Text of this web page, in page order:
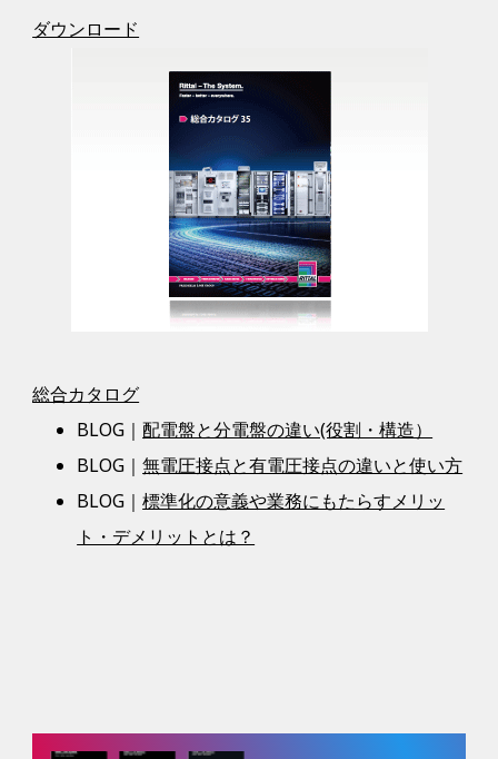
ダウンロード
総合カタログ
BLOG｜配電盤と分電盤の違い(役割・構造）
BLOG｜無電圧接点と有電圧接点の違いと使い方
BLOG｜標準化の意義や業務にもたらすメリッ
ト・デメリットとは？